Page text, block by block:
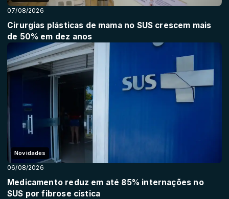
07/08/2026
Cirurgias plásticas de mama no SUS crescem mais
de 50% em dez anos
Novidades
06/08/2026
Medicamento reduz em até 85% internações no
SUS por fibrose cística